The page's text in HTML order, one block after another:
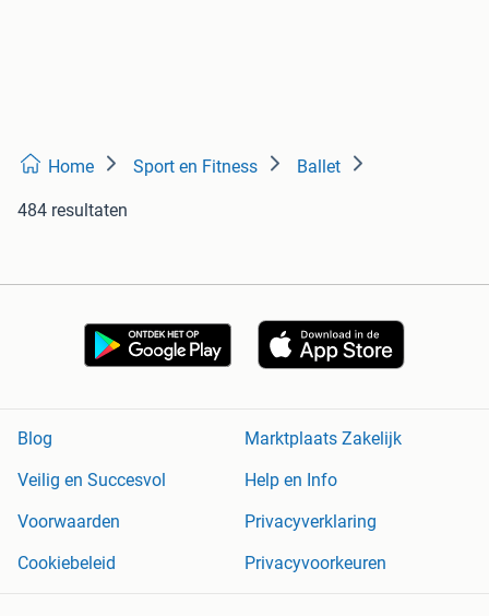
Home Sport en Fitness Ballet
484 resultaten
Blog
Marktplaats Zakelijk
Veilig en Succesvol
Help en Info
Voorwaarden
Privacyverklaring
Cookiebeleid
Privacyvoorkeuren